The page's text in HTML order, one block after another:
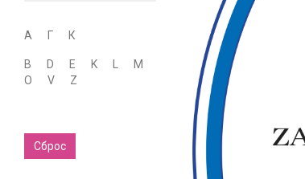
А Г К
B D E K
M
O
V Z
Сброс